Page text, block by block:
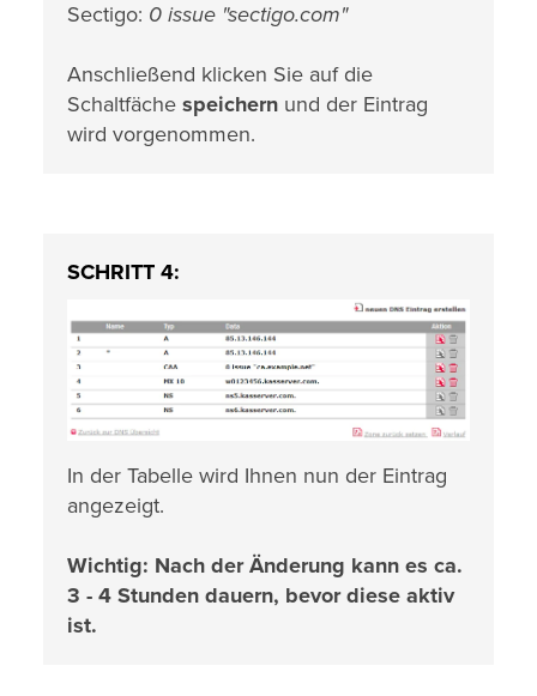
Sectigo: 0 issue "sectigo.com"
Anschließend klicken Sie auf die
Schaltfäche speichern und der Eintrag
wird vorgenommen.
SCHRITT 4:
In der Tabelle wird Ihnen nun der Eintrag
angezeigt.
Wichtig: Nach der Änderung kann es ca.
3 - 4 Stunden dauern, bevor diese aktiv
ist.